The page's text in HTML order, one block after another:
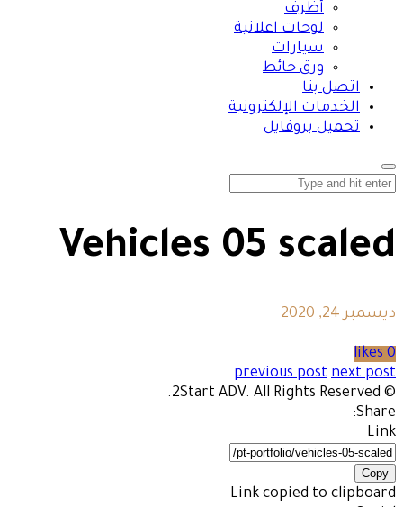
أظرف
لوحات اعلانية
سيارات
ورق حائط
اتصل بنا
الخدمات الإلكترونية
تحميل بروفايل
Vehicles 05 scaled
ديسمبر 24, 2020
0 likes
previous post next post
© 2Start ADV. All Rights Reserved.
Share:
Link
Copy
Link copied to clipboard